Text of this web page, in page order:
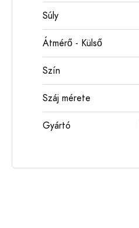
Súly
Átmérő - Külső
Szín
Száj mérete
Gyártó